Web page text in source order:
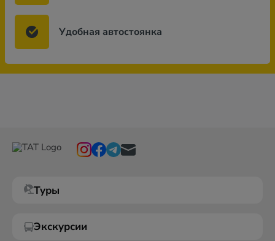
Удобная автостоянка
Туры
Экскурсии